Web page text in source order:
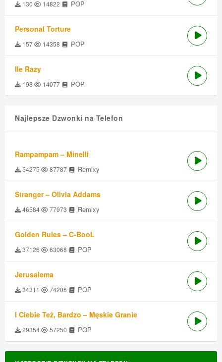
130 14822 POP
Personal Torture
157 14358 POP
Ile Razy
198 14077 POP
Najlepsze Dzwonki na Telefon
Rampampam – Minelli
54275 87787 Remixy
Stranger – Olivia Addams
46584 77973 Remixy
Golden Rules – C-BooL
37126 63068 POP
Jerusalema
34311 74206 POP
I Ciebie Też, Bardzo – Męskie Granie
29354 57250 POP